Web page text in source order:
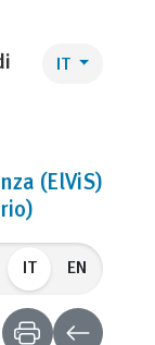
IT
(ElViS)
IT